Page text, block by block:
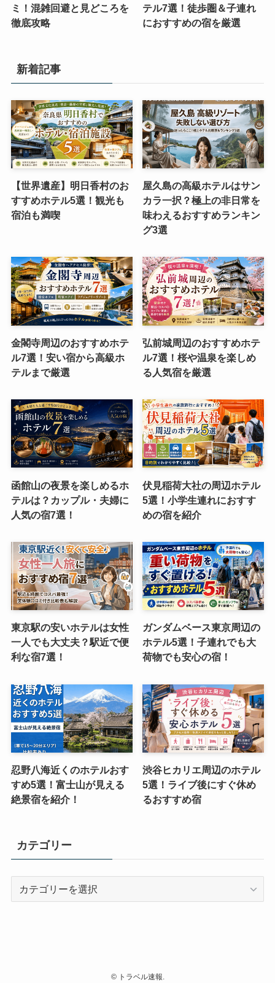
ミ！混雑回避と見どころを
徹底攻略
テル7選！徒歩圏＆子連れ
におすすめの宿を厳選
新着記事
【世界遺産】明日香村のお
すすめホテル5選！観光も
宿泊も満喫
屋久島の高級ホテルはサン
カラ一択？極上の非日常を
味わえるおすすめランキン
グ3選
金閣寺周辺のおすすめホテ
ル7選！安い宿から高級ホ
テルまで厳選
弘前城周辺のおすすめホテ
ル7選！桜や温泉を楽しめ
る人気宿を厳選
函館山の夜景を楽しめるホ
テルは？カップル・夫婦に
人気の宿7選！
伏見稲荷大社の周辺ホテル
5選！小学生連れにおすす
めの宿を紹介
東京駅の安いホテルは女性
一人でも大丈夫？駅近で便
利な宿7選！
ガンダムベース東京周辺の
ホテル5選！子連れでも大
荷物でも安心の宿！
忍野八海近くのホテルおす
すめ5選！富士山が見える
絶景宿を紹介！
渋谷ヒカリエ周辺のホテル
5選！ライブ後にすぐ休め
るおすすめ宿
カテゴリー
©トラベル速報.